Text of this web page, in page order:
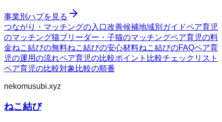
事業別ハブを見る
つながり・マッチングの入口改善候補地域別ガイドペア育児
のマッチング猫ブリーダー・子猫のマッチングペア育児の料
金ねこ結びの無料ねこ結びの安心材料ねこ結びのFAQペア育
児の運用の流れペア育児の比較ポイント 比較チェックリスト
ペア育児の比較対象 比較の順番
nekomusubi.xyz
ねこ結び